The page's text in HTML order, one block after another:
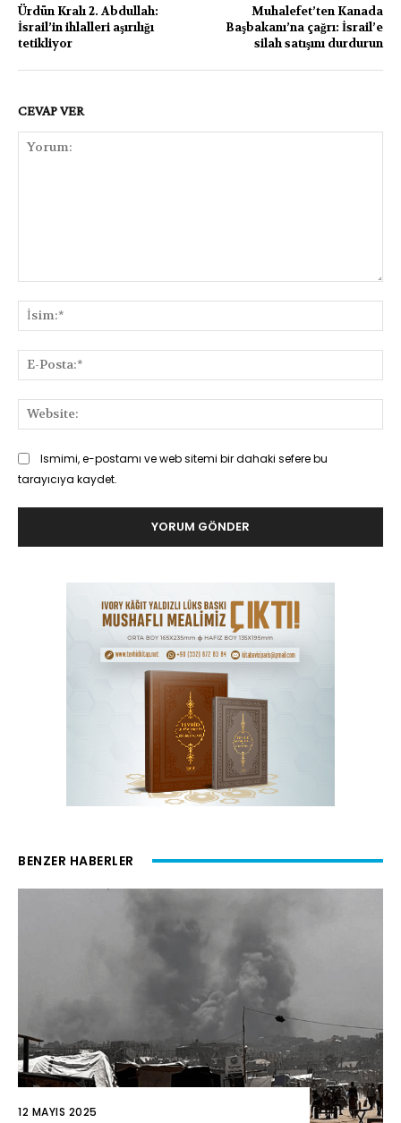
Ürdün Kralı 2. Abdullah:
İsrail’in ihlalleri aşırılığı
tetikliyor
Muhalefet’ten Kanada
Başbakanı’na çağrı: İsrail’e
silah satışını durdurun
CEVAP VER
Ismimi, e-postamı ve web sitemi bir dahaki sefere bu
tarayıcıya kaydet.
BENZER HABERLER
12 MAYIS 2025